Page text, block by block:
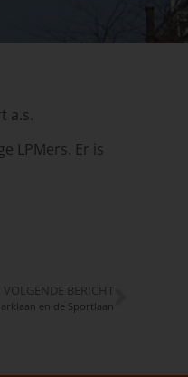
a.s.
LPMers. Er is
VOLGENDE BERICHT
en de Sportlaan